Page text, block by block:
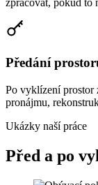
zpracovat, pokud to
Předání
Po vyklízení prostor
pronájmu,
Ukázky naší práce
Před a po